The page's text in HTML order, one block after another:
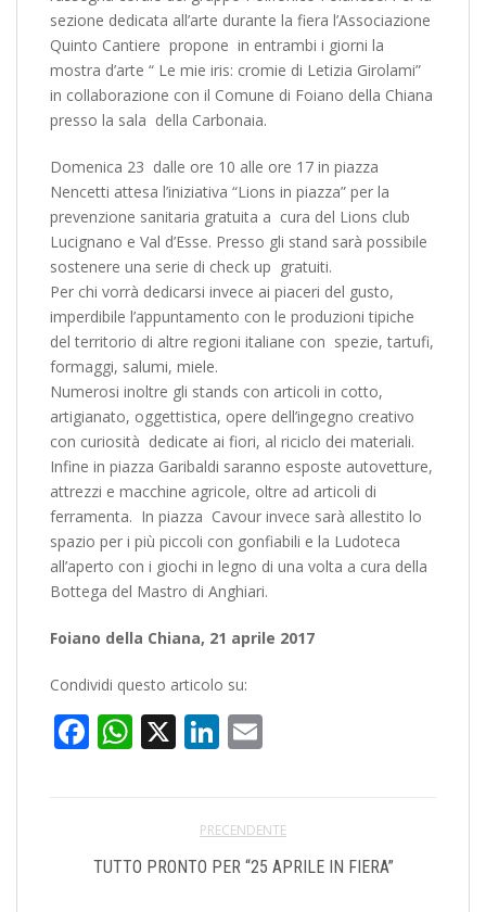
sezione dedicata all’arte durante la fiera l’Associazione
Quinto Cantiere propone in entrambi i giorni la
mostra d’arte “ Le mie iris: cromie di Letizia Girolami”
in collaborazione con il Comune di Foiano della Chiana
presso la sala della Carbonaia.
Domenica 23 dalle ore 10 alle ore 17 in piazza
Nencetti attesa l’iniziativa “Lions in piazza” per la
prevenzione sanitaria gratuita a cura del Lions club
Lucignano e Val d’Esse. Presso gli stand sarà possibile
sostenere una serie di check up gratuiti.
Per chi vorrà dedicarsi invece ai piaceri del gusto,
imperdibile l’appuntamento con le produzioni tipiche
del territorio di altre regioni italiane con spezie, tartufi,
formaggi, salumi, miele.
Numerosi inoltre gli stands con articoli in cotto,
artigianato, oggettistica, opere dell’ingegno creativo
con curiosità dedicate ai fiori, al riciclo dei materiali.
Infine in piazza Garibaldi saranno esposte autovetture,
attrezzi e macchine agricole, oltre ad articoli di
ferramenta. In piazza Cavour invece sarà allestito lo
spazio per i più piccoli con gonfiabili e la Ludoteca
all’aperto con i giochi in legno di una volta a cura della
Bottega del Mastro di Anghiari.
Foiano della Chiana, 21 aprile 2017
Condividi questo articolo su:
Facebook
WhatsApp
X LinkedIn
PRECENDENTE
TUTTO PRONTO PER “25 APRILE IN FIERA”